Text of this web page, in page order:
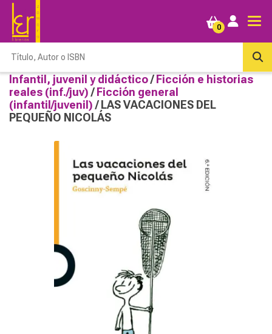
0
Infantil, juvenil y didáctico/ Ficción e historias
reales (inf./juv) / Ficción general
(infantil/juvenil) / LAS VACACIONES DEL
PEQUEÑO NICOLÁS